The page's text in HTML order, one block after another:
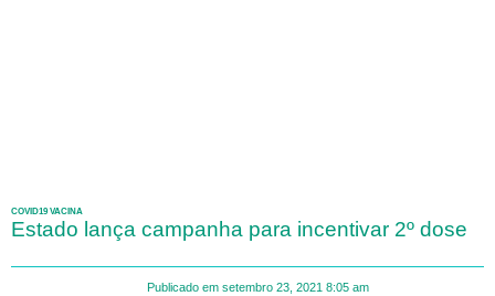
COVID19 VACINA
Estado lança campanha para incentivar 2º dose
Publicado em setembro 23, 2021 8:05 am